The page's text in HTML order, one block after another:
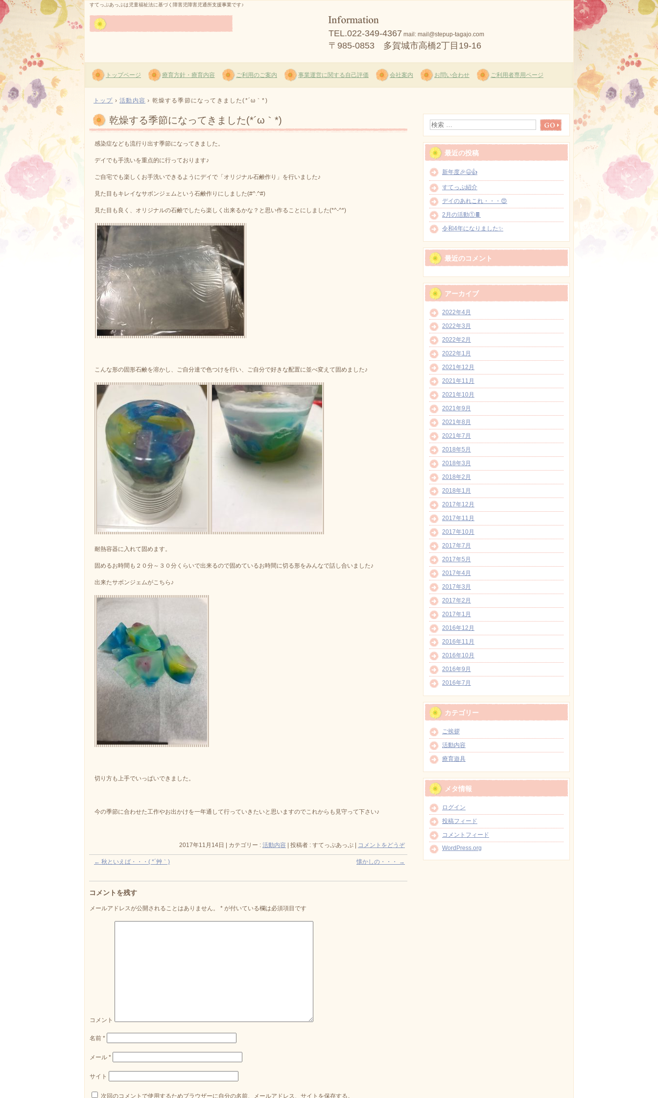
すてっぷあっぷは児童福祉法に基づく障害児障害児通所支援事業です♪
TEL.022-349-4367 mail: mail@stepup-tagajo.com
〒985-0853 多賀城市高橋2丁目19-16
トップページ 療育方針・療育内容 ご利用のご案内 事業運営に関する自己評価 会社案内 お問い合わせ ご利用者専用ページ
トップ › 活動内容 › 乾燥する季節になってきました(*´ω｀*)
乾燥する季節になってきました(*´ω｀*)
感染症なども流行り出す季節になってきました。
デイでも手洗いを重点的に行っております♪
ご自宅でも楽しくお手洗いできるようにデイで「オリジナル石鹸作り」を行いました♪
見た目もキレイなサボンジェムという石鹸作りにしました(#^.^#)
見た目も良く、オリジナルの石鹸でしたら楽しく出来るかな？と思い作ることにしました(*^-^*)
こんな形の固形石鹸を溶かし、ご自分達で色つけを行い、ご自分で好きな配置に並べ変えて固めました♪
耐熱容器に入れて固めます。
固めるお時間も２０分～３０分くらいで出来るので固めているお時間に切る形をみんなで話し合いました♪
出来たサボンジェムがこちら♪
切り方も上手でいっぱいできました。
今の季節に合わせた工作やお出かけを一年通して行っていきたいと思いますのでこれからも見守って下さい♪
2017年11月14日 カテゴリー : 活動内容 投稿者 : すてっぷあっぷ コメントをどうぞ
← 秋といえば・・・( *´艸｀) 懐かしの・・・ →
コメントを残す
メールアドレスが公開されることはありません。 * が付いている欄は必須項目です
コメント
名前*
メール*
サイト
次回のコメントで使用するためブラウザーに自分の名前、メールアドレス、サイトを保存する。
最近の投稿
新年度🎉😆👍
すてっぷ紹介
デイのあれこれ・・・😍
2月の活動①🍫
令和4年になりました✨
最近のコメント
アーカイブ
2022年4月
2022年3月
2022年2月
2022年1月
2021年12月
2021年11月
2021年10月
2021年9月
2021年8月
2021年7月
2018年5月
2018年3月
2018年2月
2018年1月
2017年12月
2017年11月
2017年10月
2017年7月
2017年5月
2017年4月
2017年3月
2017年2月
2017年1月
2016年12月
2016年11月
2016年10月
2016年9月
2016年7月
カテゴリー
ご挨拶
活動内容
療育遊具
メタ情報
ログイン
投稿フィード
コメントフィード
WordPress.org